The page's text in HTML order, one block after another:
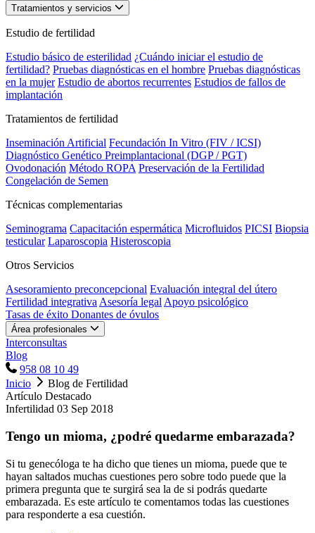
Tratamientos y servicios
Estudio de fertilidad
Estudio básico de esterilidad ¿Cuándo iniciar el estudio de
fertilidad? Pruebas diagnósticas en el hombre Pruebas diagnósticas
en la mujer Estudio de abortos recurrentes Estudios de fallos de
implantación
Tratamientos de fertilidad
Inseminación Artificial Fecundación In Vitro (FIV / ICSI)
Diagnóstico Genético Preimplantacional (DGP / PGT)
Ovodonación Método ROPA Preservación de la Fertilidad
Congelación de Semen
Técnicas complementarias
Seminograma Capacitación espermática Microfluidos PICSI Biopsia
testicular Laparoscopia Histeroscopia
Otros Servicios
Asesoramiento preconcepcional Evaluación integral del útero
Fertilidad integrativa Asesoría legal Apoyo psicológico
Tasas de éxito Donantes de óvulos
Área profesionales
Interconsultas
Blog
958 08 10 49
Inicio
Blog de Fertilidad
Artículo Destacado
Infertilidad 03 Sep 2018
Tengo un mioma, ¿podré quedarme embarazada?
Si tu genecóloga te ha dicho que tienes un mioma, puede que te
hayan saltados muchas cuestiones pero sobre todo puede que la
primera pregunta que te surgirá sea la de si podrás quedarte
embarazada. Es este artículo te comentamos todas las cuestiones
para responderte a esa cuestión.